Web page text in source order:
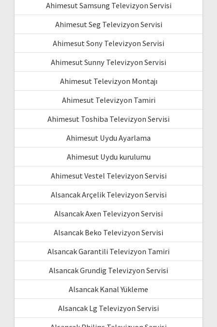
Ahimesut Samsung Televizyon Servisi
Ahimesut Seg Televizyon Servisi
Ahimesut Sony Televizyon Servisi
Ahimesut Sunny Televizyon Servisi
Ahimesut Televizyon Montajı
Ahimesut Televizyon Tamiri
Ahimesut Toshiba Televizyon Servisi
Ahimesut Uydu Ayarlama
Ahimesut Uydu kurulumu
Ahimesut Vestel Televizyon Servisi
Alsancak Arçelik Televizyon Servisi
Alsancak Axen Televizyon Servisi
Alsancak Beko Televizyon Servisi
Alsancak Garantili Televizyon Tamiri
Alsancak Grundig Televizyon Servisi
Alsancak Kanal Yükleme
Alsancak Lg Televizyon Servisi